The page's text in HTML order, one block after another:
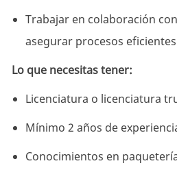
Trabajar en colaboración
asegurar procesos eficientes
Lo que necesitas tener:
Licenciatura o licenciatura
Mínimo 2 años de
Conocimientos en